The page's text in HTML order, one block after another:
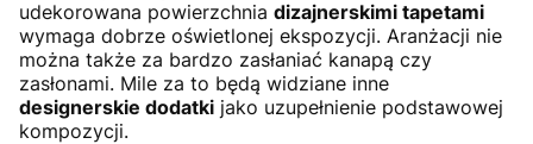
udekorowana powierzchnia dizajnerskimi tapetami
wymaga dobrze oświetlonej ekspozycji. Aranżacji nie
można także za bardzo zasłaniać kanapą czy
zasłonami. Mile za to będą widziane inne
designerskie dodatki jako uzupełnienie podstawowej
kompozycji.